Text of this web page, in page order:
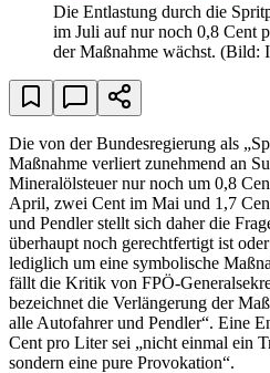
Die Entlastung durch die
im Juli auf nur noch 0,8 Cent
der Maßnahme wächst. (Bild:
Die von der Bundesregierung als
Maßnahme verliert zunehmend an
Mineralölsteuer nur noch um 0,8
April, zwei Cent im Mai und 1,7
und Pendler stellt sich daher die
überhaupt noch gerechtfertigt ist
lediglich um eine symbolische
fällt die Kritik von FPÖ-
bezeichnet die Verlängerung der
alle Autofahrer und Pendler“. Eine
Cent pro Liter sei „nicht einmal ein
sondern eine pure Provokation“.